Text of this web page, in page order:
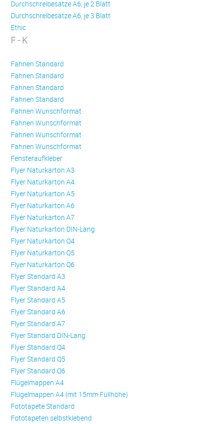
Durchschreibesätze A6, je 2 Blatt
Durchschreibesätze A6, je 3 Blatt
Ethic
F - K
Fahnen Standard
Fahnen Standard
Fahnen Standard
Fahnen Standard
Fahnen Wunschformat
Fahnen Wunschformat
Fahnen Wunschformat
Fahnen Wunschformat
Fensteraufkleber
Flyer Naturkarton A3
Flyer Naturkarton A4
Flyer Naturkarton A5
Flyer Naturkarton A6
Flyer Naturkarton A7
Flyer Naturkarton DIN-Lang
Flyer Naturkarton Q4
Flyer Naturkarton Q5
Flyer Naturkarton Q6
Flyer Standard A3
Flyer Standard A4
Flyer Standard A5
Flyer Standard A6
Flyer Standard A7
Flyer Standard DIN-Lang
Flyer Standard Q4
Flyer Standard Q5
Flyer Standard Q6
Flügelmappen A4
Flügelmappen A4 (mit 15mm Füllhöhe)
Fototapete Standard
Fototapeten selbstklebend